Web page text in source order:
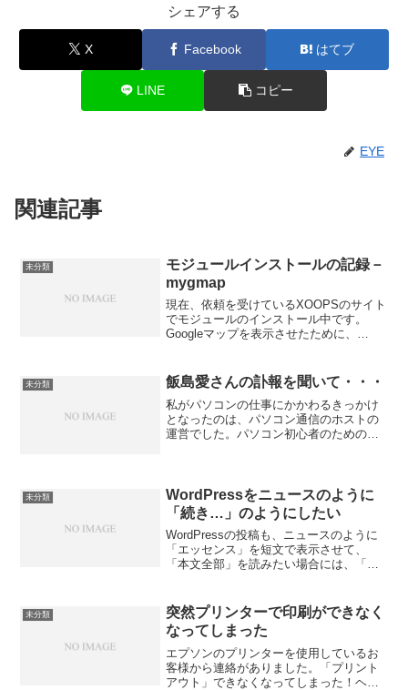
シェアする
X Facebook はてブ
LINE コピー
EYE
関連記事
未分類
モジュールインストールの記録－
mygmap
現在、依頼を受けているXOOPSのサイト
でモジュールのインストール中です。
Googleマップを表示させたために、
ろ、真っ白な画面になってしまいまし
た。
未分類 飯島愛さんの訃報を聞いて・・・
私がパソコンの仕事にかかわるきっかけ
となったのは、パソコン通信のホストの
運営でした。パソコン初心者のためのパ
に載るので、掲示板で宣伝さ...
未分類
WordPressをニュースのように
「続き…」のようにしたい
WordPressの投稿も、ニュースのように
「エッセンス」を短文で表示させて、
「本文全部」を読みたい場合には、「続
した。XOOPSのニュースを投稿する場合
には、本文の書...
未分類
突然プリンターで印刷ができなく
なってしまった
エプソンのプリンターを使用しているお
客様から連絡がありました。「プリント
アウト」できなくなってしまった！ヘル